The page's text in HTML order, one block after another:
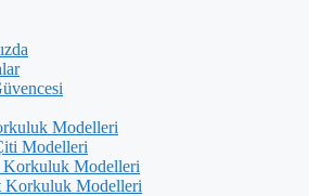
Modelleri
Modelleri
Korkuluk Modelleri
Korkuluk Modelleri